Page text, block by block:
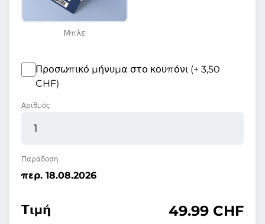
Μπλε
Προσωπικό μήνυμα στο κουπόνι (+ 3,50
CHF)
Αριθμός
Παράδοση
περ. 18.08.2026
Τιμή 49.99 CHF